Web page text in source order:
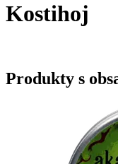
Kostihoj
Produkty s